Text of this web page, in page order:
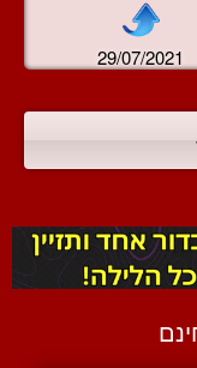
29/07/2021